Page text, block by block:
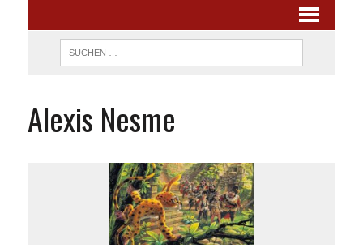
Alexis Nesme